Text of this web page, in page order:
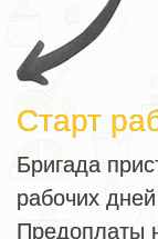
Старт
Бригада
рабочих
Предоплаты